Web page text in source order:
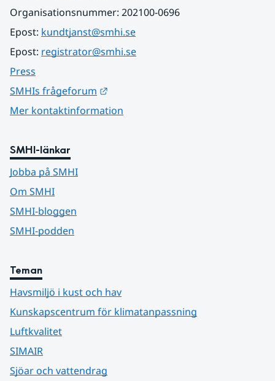
Organisationsnummer: 202100-0696
Epost: kundtjanst@smhi.se
Epost: registrator@smhi.se
Press
SMHIs frågeforum
Mer kontaktinformation
SMHI-länkar
Jobba på SMHI
Om SMHI
SMHI-bloggen
SMHI-podden
Teman
Havsmiljö i kust och hav
Kunskapscentrum för klimatanpassning
Luftkvalitet
SIMAIR
Sjöar och vattendrag